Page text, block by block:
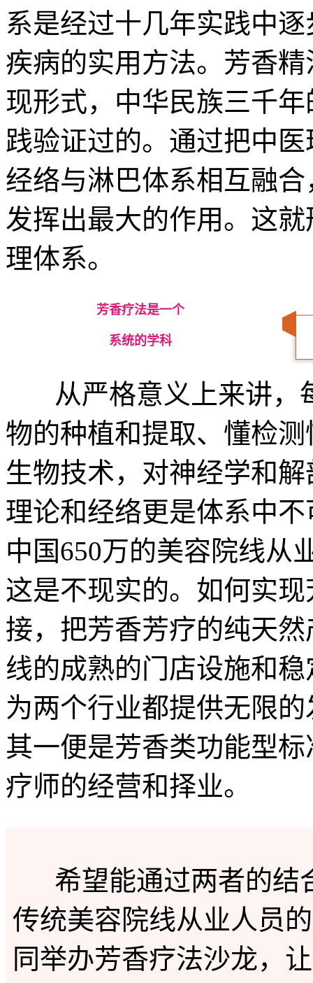
系是经过十几年实践中
疾病的实用方法。芳香
现形式，中华民族三千
践验证过的。通过把中
经络与淋巴体系相互融
发挥出最大的作用。 这
理体系。
芳香疗法是一个
系统的学科
从严格意义上来讲，
物的种植和提取、懂检
生物技术，对神经学和
理论和经络更是体系中
中国650万的美容院线从
这是不现实的。如何实
接，把芳香芳疗的纯天
线的成熟的门店设施和
为两个行业都提供无限
其一便是芳香类功能型
疗师的经营和择业。
希望能通过两者的结
传统美容院线从业人员
同举办芳香疗法沙龙，